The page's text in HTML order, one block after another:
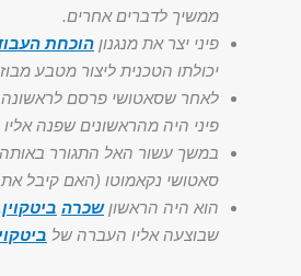
ממשיך לדברים אחרים.
פיני יצר את מנגנון הוכחת
יכולתו הטכנית ליצור מטבע
לאחר שסאטושי פרסם
פיני היה מהראשונים שפנה
במשך עשור האל התגורר באותה
סאטושי נקאמוטו (האם קיבל
הוא היה הראשוןשכרה ביטקוין
שבוצעה אליו העברה של